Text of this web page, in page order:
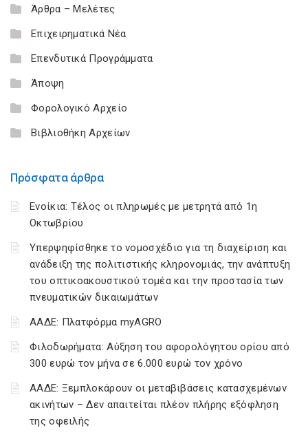
Άρθρα – Μελέτες
Επιχειρηματικά Νέα
Επενδυτικά Προγράμματα
Άποψη
Φορολογικό Αρχείο
Βιβλιοθήκη Αρχείων
Πρόσφατα άρθρα
Ενοίκια: Τέλος οι πληρωμές με μετρητά από 1η
Οκτωβρίου
Υπερψηφίσθηκε το νομοσχέδιο για τη διαχείριση και
ανάδειξη της πολιτιστικής κληρονομιάς, την ανάπτυξη
του οπτικοακουστικού τομέα και την προστασία των
πνευματικών δικαιωμάτων
ΑΑΔΕ: Πλατφόρμα myAGRO
Φιλοδωρήματα: Αύξηση του αφορολόγητου ορίου από
300 ευρώ τον μήνα σε 6.000 ευρώ τον χρόνο
ΑΑΔΕ: Ξεμπλοκάρουν οι μεταβιβάσεις κατασχεμένων
ακινήτων – Δεν απαιτείται πλέον πλήρης εξόφληση
της οφειλής